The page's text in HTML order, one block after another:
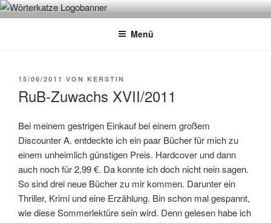
Zum
InhaltWÖRTERKATZE
Von Büchern erzählen
Menü
VERÖFFENTLICHT
15/06/2011 VON KERSTIN
RuB-Zuwachs XVII/2011
Bei meinem gestrigen Einkauf bei einem großem
Discounter A. entdeckte ich ein paar Bücher für mich zu
einem unheimlich günstigen Preis. Hardcover und dann
auch noch für 2,99 €. Da konnte ich doch nicht nein sagen.
So sind drei neue Bücher zu mir kommen. Darunter ein
Thriller, Krimi und eine Erzählung. Bin schon mal gespannt,
wie diese Sommerlektüre sein wird. Denn gelesen habe ich